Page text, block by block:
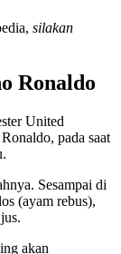
silakan
Ronaldo
United
pada saat
Sesampai di
(ayam rebus),
akan